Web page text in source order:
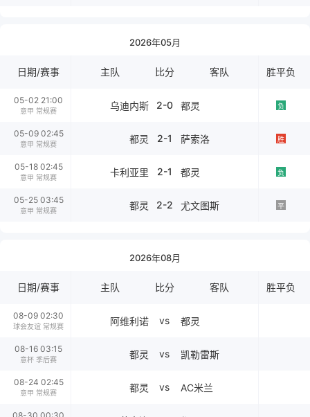
2026年05月
日期/赛事 主队 比分 客队 胜平负
05-02 21:00
意甲 常规赛 乌迪内斯 2-0 都灵 负
05-09 02:45
意甲 常规赛 都灵 2-1 萨索洛 胜
05-18 02:45
意甲 常规赛 卡利亚里 2-1 都灵 负
05-25 03:45
意甲 常规赛 都灵 2-2 尤文图斯 平
2026年08月
日期/赛事 主队 比分 客队 胜平负
08-09 02:30
球会友谊 常规赛 阿维利诺 vs 都灵
08-16 03:15
意杯 季后赛 都灵 vs 凯勒雷斯
08-24 02:45
意甲 常规赛 都灵 vs AC米兰